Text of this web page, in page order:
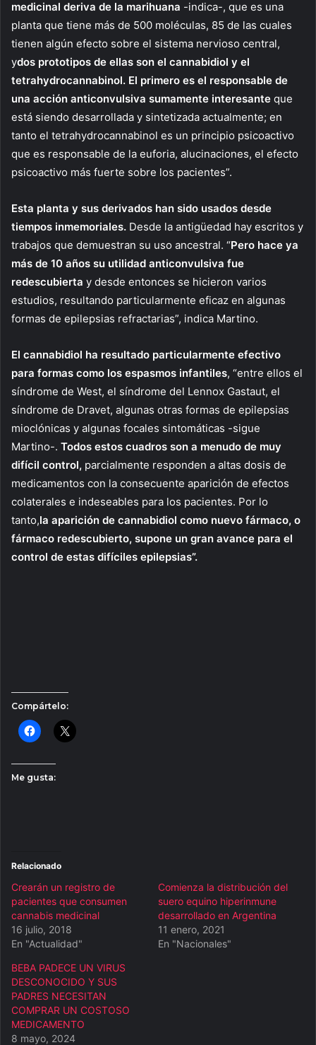
medicinal deriva de la marihuana -indica-, que es una
planta que tiene más de 500 moléculas, 85 de las cuales
tienen algún efecto sobre el sistema nervioso central,
ydos prototipos de ellas son el cannabidiol y el
tetrahydrocannabinol. El primero es el responsable de
una acción anticonvulsiva sumamente interesante que
está siendo desarrollada y sintetizada actualmente; en
tanto el tetrahydrocannabinol es un principio psicoactivo
que es responsable de la euforia, alucinaciones, el efecto
psicoactivo más fuerte sobre los pacientes”.
Esta planta y sus derivados han sido usados desde
tiempos inmemoriales. Desde la antigüedad hay escritos y
trabajos que demuestran su uso ancestral. “Pero hace ya
más de 10 años su utilidad anticonvulsiva fue
redescubierta y desde entonces se hicieron varios
estudios, resultando particularmente eficaz en algunas
formas de epilepsias refractarias”, indica Martino.
El cannabidiol ha resultado particularmente efectivo
para formas como los espasmos infantiles, “entre ellos el
síndrome de West, el síndrome del Lennox Gastaut, el
síndrome de Dravet, algunas otras formas de epilepsias
mioclónicas y algunas focales sintomáticas -sigue
Martino-. Todos estos cuadros son a menudo de muy
difícil control, parcialmente responden a altas dosis de
medicamentos con la consecuente aparición de efectos
colaterales e indeseables para los pacientes. Por lo
tanto,la aparición de cannabidiol como nuevo fármaco, o
fármaco redescubierto, supone un gran avance para el
control de estas difíciles epilepsias”.
Compártelo:
Me gusta:
Relacionado
Crearán un registro de
pacientes que consumen
cannabis medicinal
16 julio, 2018
En "Actualidad"
Comienza la distribución del
suero equino hiperinmune
desarrollado en Argentina
11 enero, 2021
En "Nacionales"
BEBA PADECE UN VIRUS
DESCONOCIDO Y SUS
PADRES NECESITAN
COMPRAR UN COSTOSO
MEDICAMENTO
8 mayo, 2024